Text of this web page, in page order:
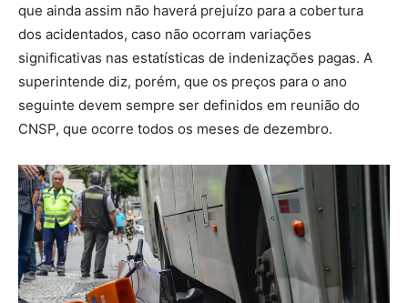
que ainda assim não haverá prejuízo para a cobertura
dos acidentados, caso não ocorram variações
significativas nas estatísticas de indenizações pagas. A
superintende diz, porém, que os preços para o ano
seguinte devem sempre ser definidos em reunião do
CNSP, que ocorre todos os meses de dezembro.